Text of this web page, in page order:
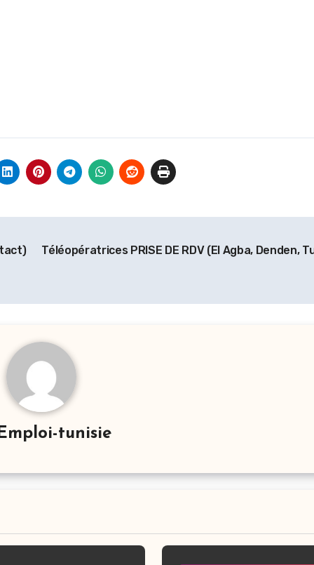
Téléopératrices PRISE DE RDV (El Agba, Denden,
tunisie